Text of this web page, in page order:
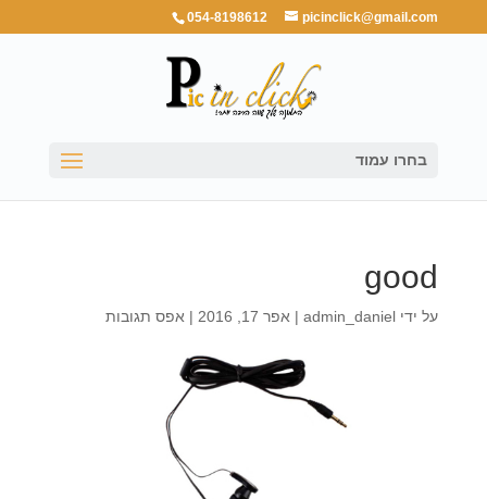
054-8198612 picinclick@gmail.com
בחרו עמוד
good
על ידי admin_daniel
| אפר 17, 2016 | אפס תגובות